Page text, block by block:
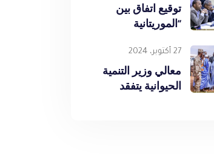
توقيع اتفاق بين
“الموريتانية
و “الشركة
الموريتانية لمنتجات
الألبان”
27 أكتوبر، 2024
معالي وزير التنمية
الحيوانية يتفقد